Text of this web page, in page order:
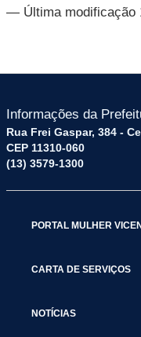
— Última modificação
Informações da
Rua Frei Gaspar, 384 -
CEP 11310-060
(13) 3579-1300
PORTAL MULHER
CARTA DE SERVIÇOS
NOTÍCIAS